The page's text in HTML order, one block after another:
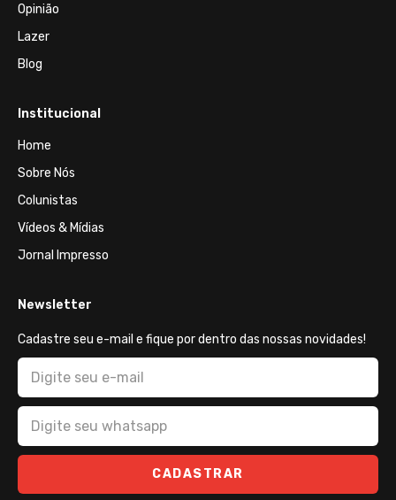
Opinião
Lazer
Blog
Institucional
Home
Sobre Nós
Colunistas
Vídeos & Mídias
Jornal Impresso
Newsletter
Cadastre seu e-mail e fique por dentro das nossas novidades!
CADASTRAR